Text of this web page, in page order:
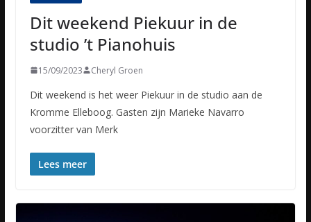
Dit weekend Piekuur in de
studio ’t Pianohuis
15/09/2023 Cheryl Groen
Dit weekend is het weer Piekuur in de studio aan de
Kromme Elleboog. Gasten zijn Marieke Navarro
voorzitter van Merk
Lees meer